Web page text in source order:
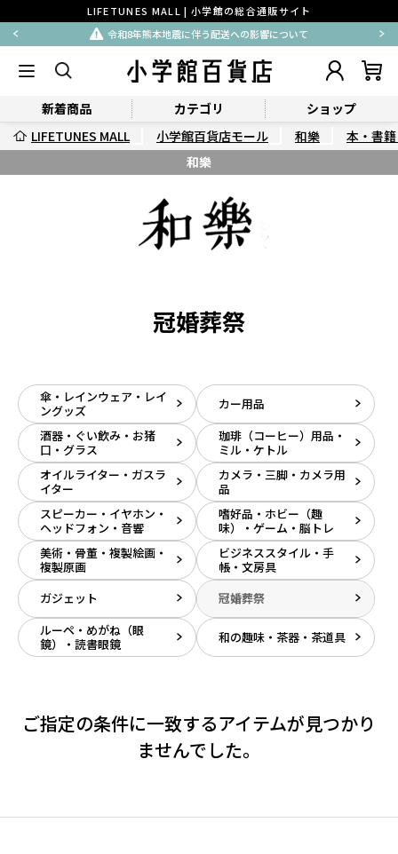
LIFETUNES MALL | 小学館の総合通販サイト
令和8年熊本地震に伴う配送への影響について
新着商品 カテゴリ
ショップ
LIFETUNES MALL
小学館百貨店モール 和樂
本・書
和樂
冠婚葬祭
傘・レインウェア・レイ
ングッズ
カー用品
酒器・ぐい飲み・お猪
口・グラス
珈琲（コーヒー）用品・
ミル・ケトル
オイルライター・ガスラ
イター
カメラ・三脚・カメラ用
品
スピーカー・イヤホン・
ヘッドフォン・音響
嗜好品・ホビー（趣
味）・ゲーム・脳トレ
美術・骨董・複製絵画・
複製原画
ビジネススタイル・手
帳・文房具
ガジェット
冠婚葬祭
ルーペ・めがね（眼
鏡）・読書眼鏡
和の趣味・茶器・茶道具
ご指定の条件に一致するアイテムが見つかり
ませんでした。